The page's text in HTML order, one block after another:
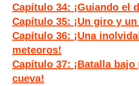
Capítulo 34: ¡Guiando el
Capítulo 35: ¡Un giro y
Capítulo 36: ¡Una
meteoros!
Capítulo 37: ¡Batalla
cueva!